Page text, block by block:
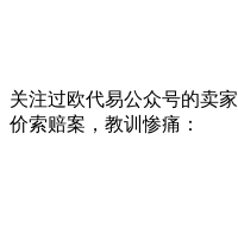
关注过欧代易公众号的卖
价索赔案，教训惨痛：